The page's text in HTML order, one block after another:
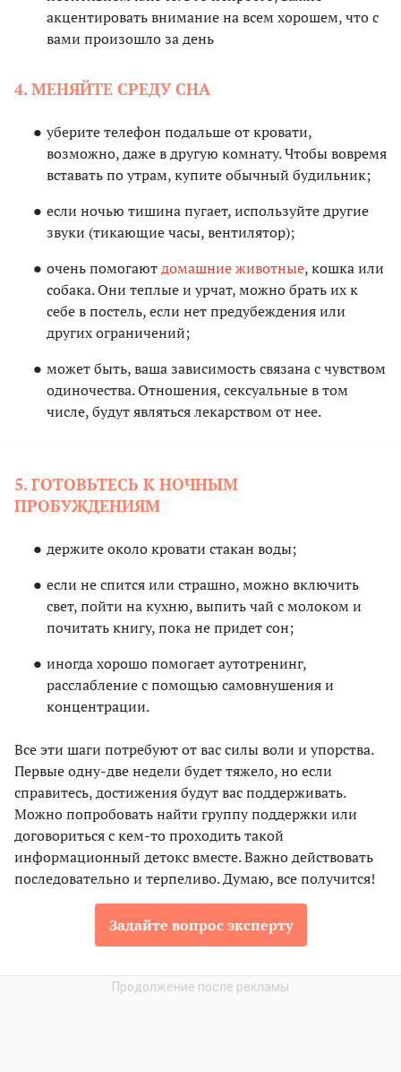
акцентировать внимание на всем хорошем, что с
вами произошло за день
4. МЕНЯЙТЕ СРЕДУ СНА
уберите телефон подальше от кровати,
возможно, даже в другую комнату. Чтобы вовремя
вставать по утрам, купите обычный будильник;
если ночью тишина пугает, используйте другие
звуки (тикающие часы, вентилятор);
очень помогаютдомашние животные, кошка или
собака. Они теплые и урчат, можно брать их к
себе в постель, если нет предубеждения или
других ограничений;
может быть, ваша зависимость связана с чувством
одиночества. Отношения, сексуальные в том
числе, будут являться лекарством от нее.
5. ГОТОВЬТЕСЬ К НОЧНЫМ
ПРОБУЖДЕНИЯМ
держите около кровати стакан воды;
если не спится или страшно, можно включить
свет, пойти на кухню, выпить чай с молоком и
почитать книгу, пока не придет сон;
иногда хорошо помогает аутотренинг,
расслабление с помощью самовнушения и
концентрации.
Все эти шаги потребуют от вас силы воли и упорства.
Первые одну-две недели будет тяжело, но если
справитесь, достижения будут вас поддерживать.
Можно попробовать найти группу поддержки или
договориться с кем-то проходить такой
информационный детокс вместе. Важно действовать
последовательно и терпеливо. Думаю, все получится!
Задайте вопрос эксперту